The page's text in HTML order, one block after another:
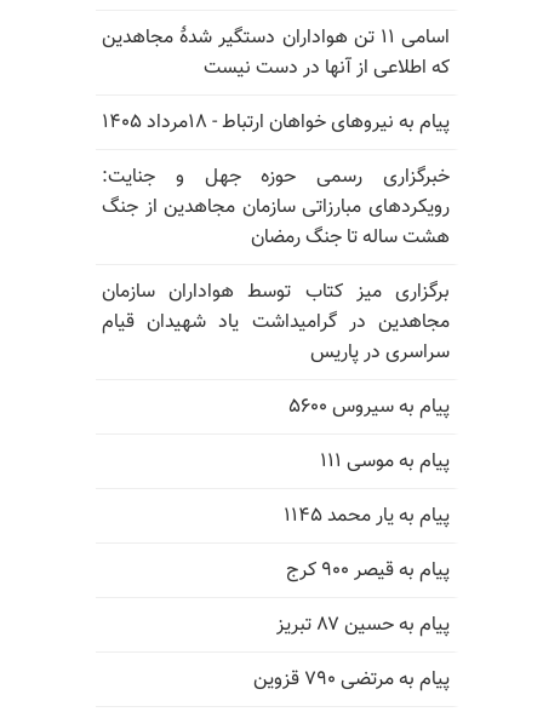
اسامی ۱۱ تن هواداران دستگیر شدهٔ مجاهدین
که اطلاعی از آنها در دست نیست
پیام به نیروهای خواهان ارتباط - ۱۸مرداد ۱۴۰۵
خبرگزاری رسمی حوزه جهل و جنایت:
رویکردهای مبارزاتی سازمان مجاهدین از جنگ
هشت ساله تا جنگ رمضان
برگزاری میز کتاب توسط هواداران سازمان
مجاهدین در گرامیداشت یاد شهیدان قیام
سراسری در پاریس
پیام به سیروس ۵۶۰۰
پیام به موسی ۱۱۱
پیام به یار محمد ۱۱۴۵
پیام به قیصر ۹۰۰ کرج
پیام به حسین ۸۷ تبریز
پیام به مرتضی ۷۹۰ قزوین